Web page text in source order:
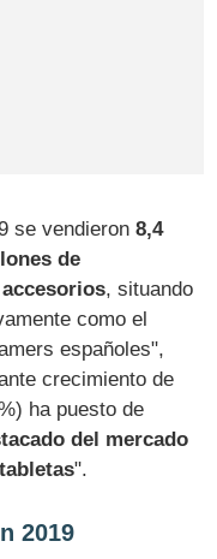
se vendieron8,4
de
, situando
como el
españoles",
crecimiento de
ha puesto de
del mercado
".
2019